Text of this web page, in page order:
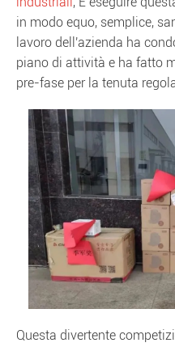
in modo equo, semplice,
lavoro dell'azienda ha
piano di attività e ha fatto
pre-fase per la tenuta
Questa divertente